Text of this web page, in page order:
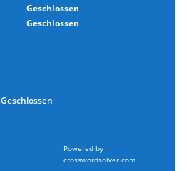
Geschlossen
Geschlossen
Geschlossen
Powered by
crosswordsolver.com